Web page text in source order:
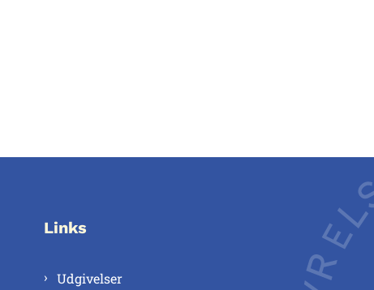
Links
Udgivelser